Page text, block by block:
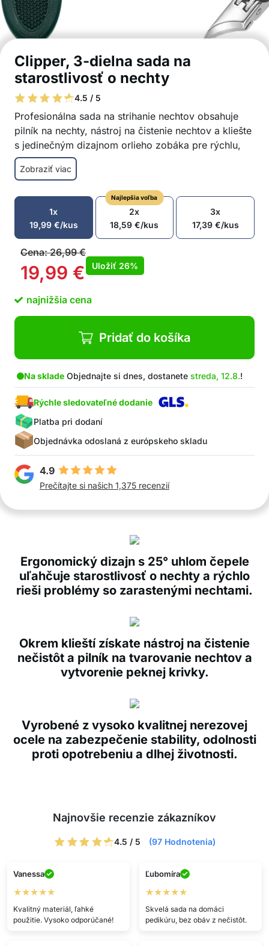
Clipper, 3-dielna sada na
starostlivosť o nechty
4.5 / 5
Profesionálna sada na strihanie nechtov obsahuje
pilník na nechty, nástroj na čistenie nechtov a kliešte
s jedinečným dizajnom orlieho zobáka pre rýchlu,
presnú a bezpečnú starostlivosť o nechty – aj pre
ťažké tvary nechtov a zarastené nechty!
Rýchlo a jednoducho pomáha pri starostlivosti o
zarastené nechty a poškodené kožičky
Špeciálne čepele, 25° uhol rezu dosahuje ťažko
prístupné miesta
Nerezová oceľ pre dlhodobé použitie a
výnimočnú ostrosť
Presné tvarovanie a čistenie kožičiek
V balení: 1x kliešte na nechty, 1x nástroj na
čistenie nechtov, 1x pilník na nechty
Zobraziť viac
1x
19,99 €/kus
Najlepšia voľba
2x
18,59€/kus
3x
17,39 €/kus
Cena:26,99€
19,99 € Uložiť 26%
najnižšia cena
Pridať do košíka
Na sklade Objednajte si dnes, dostanete streda, 12.8.!
Rýchle sledovateľné dodanie
Platba pri dodaní
Objednávka odoslaná z európskeho skladu
4.9
Prečítajte si našich 1,375 recenzií
Ergonomický dizajn s 25° uhlom čepele
uľahčuje starostlivosť o nechty a rýchlo
rieši problémy so zarastenými nechtami.
Okrem klieští získate nástroj na čistenie
nečistôt a pilník na tvarovanie nechtov a
vytvorenie peknej krivky.
Vyrobené z vysoko kvalitnej nerezovej
ocele na zabezpečenie stability, odolnosti
proti opotrebeniu a dlhej životnosti.
Najnovšie recenzie zákazníkov
4.5 / 5 (97 Hodnotenia)
Vanessa
★★★★★
Kvalitný materiál, ľahké
použitie. Vysoko odporúčané!
Ľubomíra
★★★★★
Skvelá sada na domáci
pedikúru, bez obáv z nečistôt.